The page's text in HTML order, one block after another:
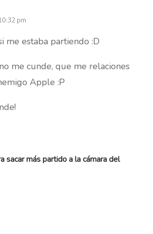
pm
me estaba partiendo :D
me cunde, que me relaciones
Apple :P
sacar más partido a la cámara del